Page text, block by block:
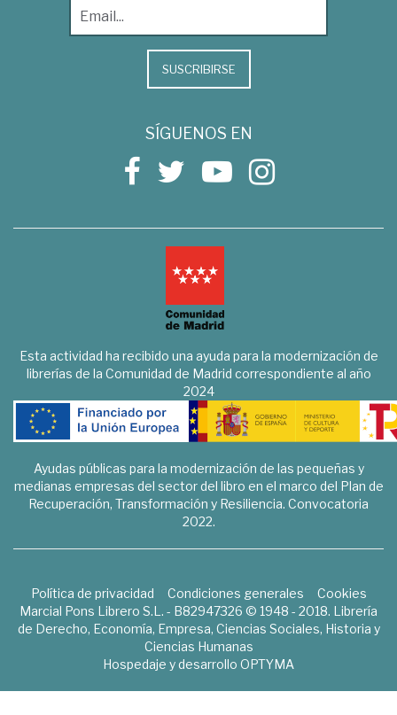
SUSCRIBIRSE
SÍGUENOS EN
Esta actividad ha recibido una ayuda para la modernización de
librerías de la Comunidad de Madrid correspondiente al año
2024
Ayudas públicas para la modernización de las pequeñas y
medianas empresas del sector del libro en el marco del Plan de
Recuperación, Transformación y Resiliencia. Convocatoria
2022.
Política de privacidad Condiciones generales
Cookies
Marcial Pons Librero S.L. - B82947326 © 1948 - 2018. Librería
de Derecho, Economía, Empresa, Ciencias Sociales, Historia y
Ciencias Humanas
Hospedaje y desarrollo OPTYMA